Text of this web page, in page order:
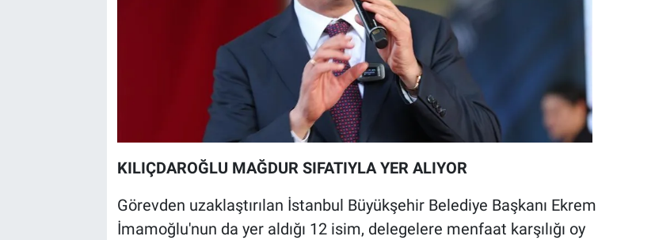
KILIÇDAROĞLU MAĞDUR SIFATIYLA YER ALIYOR
Görevden uzaklaştırılan İstanbul Büyükşehir Belediye Başkanı Ekrem
İmamoğlu'nun da yer aldığı 12 isim, delegelere menfaat karşılığı oy